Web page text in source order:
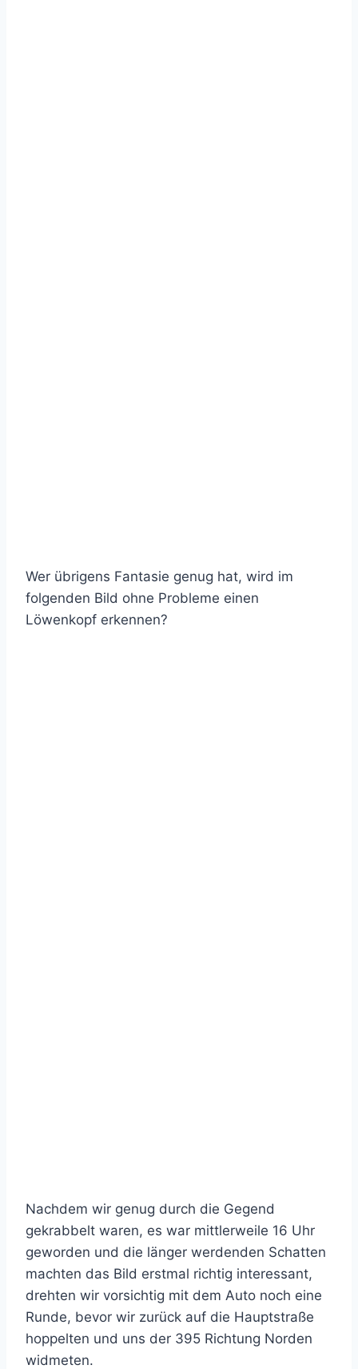
Wer übrigens Fantasie genug hat, wird im
folgenden Bild ohne Probleme einen
Löwenkopf erkennen?
Nachdem wir genug durch die Gegend
gekrabbelt waren, es war mittlerweile 16 Uhr
geworden und die länger werdenden Schatten
machten das Bild erstmal richtig interessant,
drehten wir vorsichtig mit dem Auto noch eine
Runde, bevor wir zurück auf die Hauptstraße
hoppelten und uns der 395 Richtung Norden
widmeten.